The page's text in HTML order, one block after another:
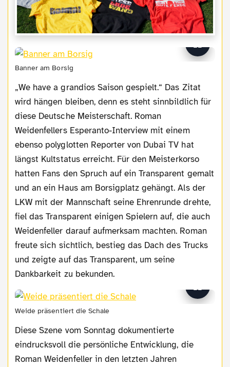
Banner am Borsig
„We have a grandios Saison gespielt.“ Das Zitat
wird hängen bleiben, denn es steht sinnbildlich für
diese Deutsche Meisterschaft. Roman
Weidenfellers Esperanto-Interview mit einem
ebenso polyglotten Reporter von Dubai TV hat
längst Kultstatus erreicht. Für den Meisterkorso
hatten Fans den Spruch auf ein Transparent gemalt
und an ein Haus am Borsigplatz gehängt. Als der
LKW mit der Mannschaft seine Ehrenrunde drehte,
fiel das Transparent einigen Spielern auf, die auch
Weidenfeller darauf aufmerksam machten. Roman
freute sich sichtlich, bestieg das Dach des Trucks
und zeigte auf das Transparent, um seine
Dankbarkeit zu bekunden.
Weide präsentiert die Schale
Diese Szene vom Sonntag dokumentierte
eindrucksvoll die persönliche Entwicklung, die
Roman Weidenfeller in den letzten Jahren